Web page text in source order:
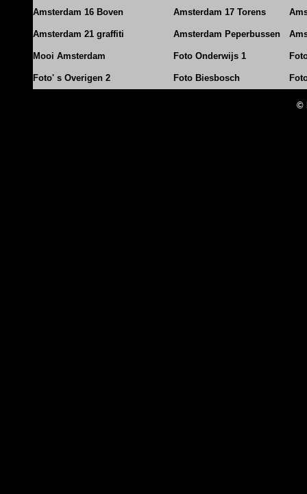
Amsterdam 16 Boven Amsterdam 17 Torens
Amsterdam 21 graffiti Amsterdam Peperbussen
Mooi Amsterdam Foto Onderwijs 1
Foto' s Overigen 2 Foto Biesbosch
©